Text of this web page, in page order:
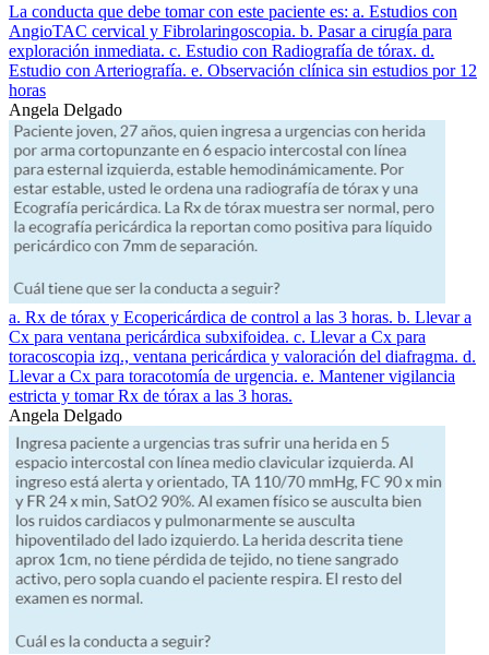
La conducta que debe tomar con este paciente es: a. Estudios con
AngioTAC cervical y Fibrolaringoscopia. b. Pasar a cirugía para
exploración inmediata. c. Estudio con Radiografía de tórax. d.
Estudio con Arteriografía. e. Observación clínica sin estudios por 12
horas
Angela Delgado
a. Rx de tórax y Ecopericárdica de control a las 3 horas. b. Llevar a
Cx para ventana pericárdica subxifoidea. c. Llevar a Cx para
toracoscopia izq., ventana pericárdica y valoración del diafragma. d.
Llevar a Cx para toracotomía de urgencia. e. Mantener vigilancia
estricta y tomar Rx de tórax a las 3 horas.
Angela Delgado